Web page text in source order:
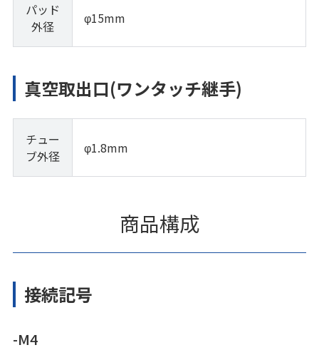
パッド
外径
φ15mm
真空取出口(ワンタッチ継手)
チュー
ブ外径
φ1.8mm
商品構成
接続記号
-M4